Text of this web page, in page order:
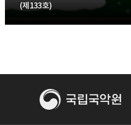
(제133호)